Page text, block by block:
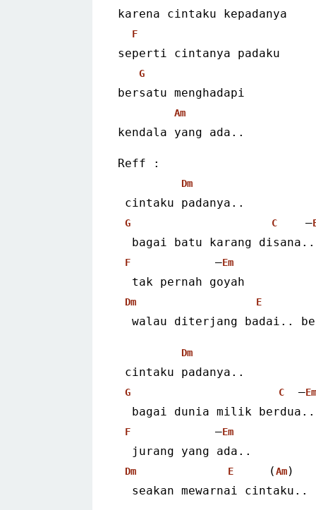
karena cintaku kepadanya
F
seperti cintanya padaku
G
bersatu menghadapi
Am
kendala yang ada..
Reff :
Dm
cintaku padanya..
G C
    –
  bagai batu karang disana..
F
            –
Em
  tak pernah goyah
Dm E
walau diterjang badai..
Dm
cintaku padanya..
G C
  –
Em
  bagai dunia milik berdua..
F
            –
Em
  jurang yang ada..
Dm E
     (
Am)
  seakan mewarnai cintaku..